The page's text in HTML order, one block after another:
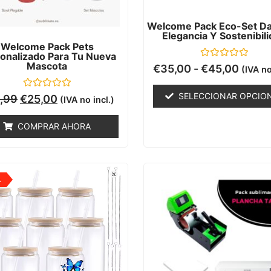
Welcome Pack Pets
Para Tu Nueva
Mascota
Valorado
con
5
€25,00 (IVA no incl.)
COMPRAR AHORA
Welcome Pack Eco-Set
Elegancia Y
Valorado
con
5
€35,00 - €45,00 (IVA
SELECCIONAR